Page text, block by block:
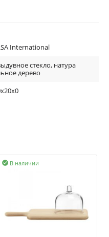
International
стекло, натура
дерево
В наличии
